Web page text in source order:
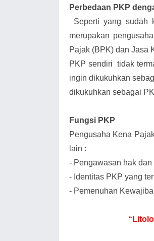
Perbedaan PKP
Seperti yang sudah
merupakan
Pajak (BPK) dan Jasa
PKP sendiri tidak
ingin dikukuhkan
dikukuhkan sebagai
Fungsi PKP
Pengusaha Kena
lain :
- Pengawasan hak
- Identitas PKP yang
- Pemenuhan